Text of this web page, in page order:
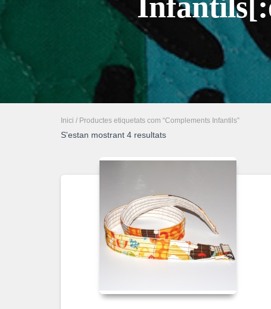
Inici / Productes etiquetats com “Complements Infantils”
S'estan mostrant 4 resultats